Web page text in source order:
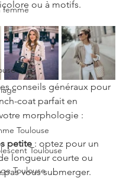
femme
Toulouse
Toulouse
Toulouse
ou à motifs.
conseils généraux pour
coat parfait en
morphologie :
petite : optez pour un
longueur courte ou
vous submerger.